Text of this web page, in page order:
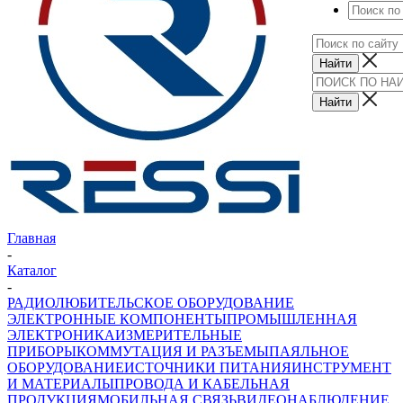
Главная
-
Каталог
-
РАДИОЛЮБИТЕЛЬСКОЕ ОБОРУДОВАНИЕ
ЭЛЕКТРОННЫЕ КОМПОНЕНТЫПРОМЫШЛЕННАЯ
ЭЛЕКТРОНИКАИЗМЕРИТЕЛЬНЫЕ
ПРИБОРЫКОММУТАЦИЯ И РАЗЪЕМЫПАЯЛЬНОЕ
ОБОРУДОВАНИЕИСТОЧНИКИ ПИТАНИЯИНСТРУМЕНТ
И МАТЕРИАЛЫПРОВОДА И КАБЕЛЬНАЯ
ПРОДУКЦИЯМОБИЛЬНАЯ СВЯЗЬВИДЕОНАБЛЮДЕНИЕ